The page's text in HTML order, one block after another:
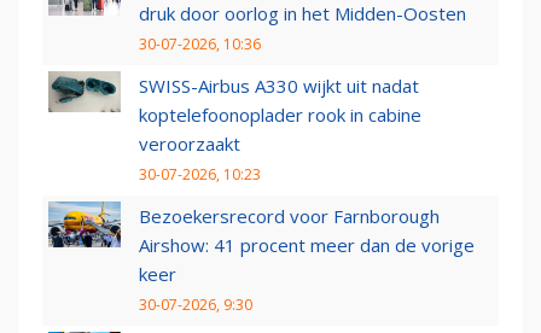
druk door oorlog in het Midden-Oosten
30-07-2026, 10:36
SWISS-Airbus A330 wijkt uit nadat
koptelefoonoplader rook in cabine
veroorzaakt
30-07-2026, 10:23
Bezoekersrecord voor Farnborough
Airshow: 41 procent meer dan de vorige
keer
30-07-2026, 9:30